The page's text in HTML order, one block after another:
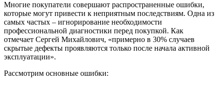
Многие покупатели совершают распространенные ошибки,
которые могут привести к неприятным последствиям. Одна из
самых частых – игнорирование необходимости
профессиональной диагностики перед покупкой. Как
отмечает Сергей Михайлович, «примерно в 30% случаев
скрытые дефекты проявляются только после начала активной
эксплуатации».
Рассмотрим основные ошибки: